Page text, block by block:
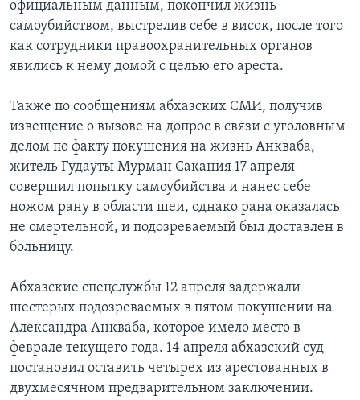
официальным данным, покончил жизнь
самоубийством, выстрелив себе в висок, после того
как сотрудники правоохранительных органов
явились к нему домой с целью его ареста.
Также по сообщениям абхазских СМИ, получив
извещение о вызове на допрос в связи с уголовным
делом по факту покушения на жизнь Анкваба,
житель Гудауты Мурман Сакания 17 апреля
совершил попытку самоубийства и нанес себе
ножом рану в области шеи, однако рана оказалась
не смертельной, и подозреваемый был доставлен в
больницу.
Абхазские спецслужбы 12 апреля задержали
шестерых подозреваемых в пятом покушении на
Александра Анкваба, которое имело место в
феврале текущего года. 14 апреля абхазский суд
постановил оставить четырех из арестованных в
двухмесячном предварительном заключении.